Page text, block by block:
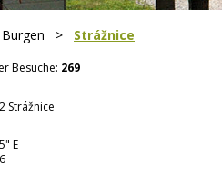
Burgen > Strážnice
Besuche: 269
Strážnice
E